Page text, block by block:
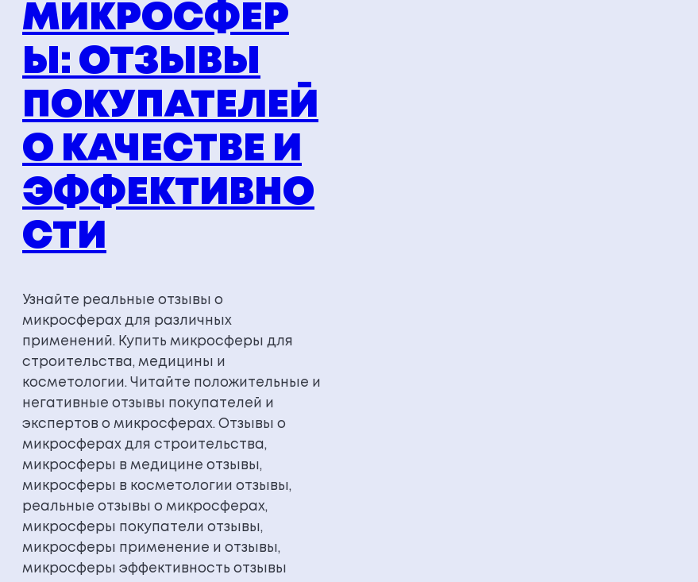
МИКРОСФЕР
Ы: ОТЗЫВЫ
ПОКУПАТЕЛЕЙ
О КАЧЕСТВЕ И
ЭФФЕКТИВНО
СТИ
Узнайте реальные отзывы о
микросферах для различных
применений. Купить микросферы для
строительства, медицины и
косметологии. Читайте положительные и
негативные отзывы покупателей и
экспертов о микросферах. Отзывы о
микросферах для строительства,
микросферы в медицине отзывы,
микросферы в косметологии отзывы,
реальные отзывы о микросферах,
микросферы покупатели отзывы,
микросферы применение и отзывы,
микросферы эффективность отзывы